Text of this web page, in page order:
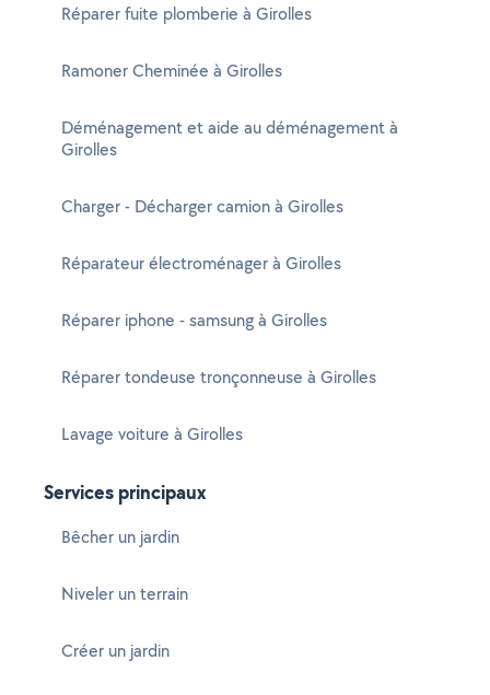
Réparer fuite plomberie à Girolles
Ramoner Cheminée à Girolles
Déménagement et aide au déménagement à
Girolles
Charger - Décharger camion à Girolles
Réparateur électroménager à Girolles
Réparer iphone - samsung à Girolles
Réparer tondeuse tronçonneuse à Girolles
Lavage voiture à Girolles
Services principaux
Bêcher un jardin
Niveler un terrain
Créer un jardin